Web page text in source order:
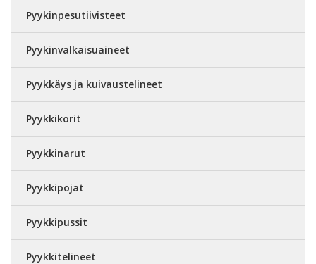
Pyykinpesutiivisteet
Pyykinvalkaisuaineet
Pyykkäys ja kuivaustelineet
Pyykkikorit
Pyykkinarut
Pyykkipojat
Pyykkipussit
Pyykkitelineet